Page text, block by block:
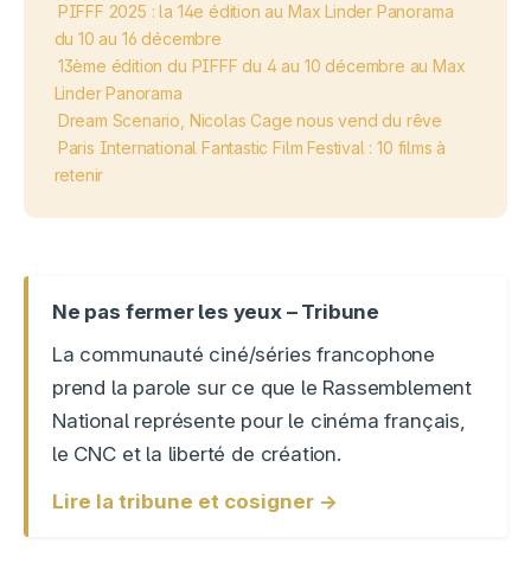
PIFFF 2025 : la 14e édition au Max Linder Panorama
du 10 au 16 décembre
13ème édition du PIFFF du 4 au 10 décembre au Max
Linder Panorama
Dream Scenario, Nicolas Cage nous vend du rêve
Paris International Fantastic Film Festival : 10 films à
retenir
Ne pas fermer les yeux – Tribune
La communauté ciné/séries francophone
prend la parole sur ce que le Rassemblement
National représente pour le cinéma français,
le CNC et la liberté de création.
Lire la tribune et cosigner →